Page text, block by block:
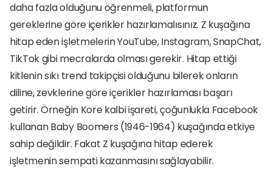
daha fazla olduğunu öğrenmeli, platformun
gereklerine göre içerikler hazırlamalısınız. Z kuşağına
hitap eden işletmelerin YouTube, Instagram, SnapChat,
TikTok gibi mecralarda olması gerekir. Hitap ettiği
kitlenin sıkı trend takipçisi olduğunu bilerek onların
diline, zevklerine göre içerikler hazırlaması başarı
getirir. Örneğin Kore kalbi işareti, çoğunlukla Facebook
kullanan Baby Boomers (1946-1964) kuşağında etkiye
sahip değildir. Fakat Z kuşağına hitap ederek
işletmenin sempati kazanmasını sağlayabilir.